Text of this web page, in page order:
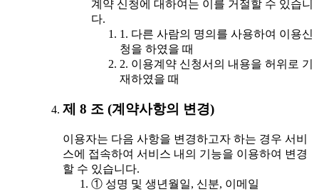
계약 신청에 대하여는 이를 거절할 수 있습니
다.
1. 다른 사람의 명의를 사용하여 이용신
청을 하였을 때
2. 이용계약 신청서의 내용을 허위로 기
재하였을 때
제 8 조 (계약사항의 변경)
이용자는 다음 사항을 변경하고자 하는 경우 서비
스에 접속하여 서비스 내의 기능을 이용하여 변경
할 수 있습니다.
① 성명 및 생년월일, 신분, 이메일